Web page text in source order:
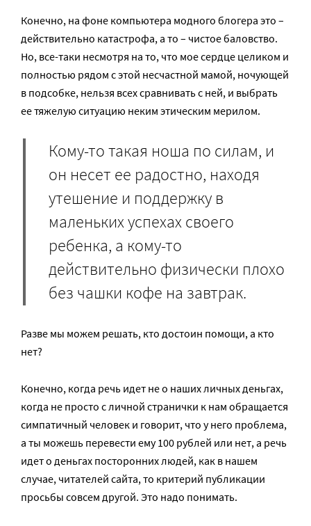
Конечно, на фоне компьютера модного блогера это –
действительно катастрофа, а то – чистое баловство.
Но, все-таки несмотря на то, что мое сердце целиком и
полностью рядом с этой несчастной мамой, ночующей
в подсобке, нельзя всех сравнивать с ней, и выбрать
ее тяжелую ситуацию неким этическим мерилом.
Кому-то такая ноша по силам, и
он несет ее радостно, находя
утешение и поддержку в
маленьких успехах своего
ребенка, а кому-то
действительно физически плохо
без чашки кофе на завтрак.
Разве мы можем решать, кто достоин помощи, а кто
нет?
Конечно, когда речь идет не о наших личных деньгах,
когда не просто с личной странички к нам обращается
симпатичный человек и говорит, что у него проблема,
а ты можешь перевести ему 100 рублей или нет, а речь
идет о деньгах посторонних людей, как в нашем
случае, читателей сайта, то критерий публикации
просьбы совсем другой. Это надо понимать.